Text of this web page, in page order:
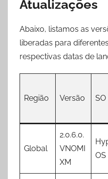
Atualizações
Abaixo, listamos as
liberadas para
respectivas datas de
Região Versão SO
Global
2.0.6.0.
VNOMI
XM
OS